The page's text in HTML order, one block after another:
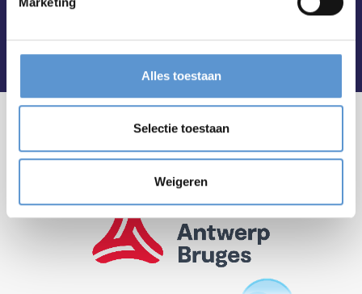
Alles toestaan
Selectie toestaan
Weigeren